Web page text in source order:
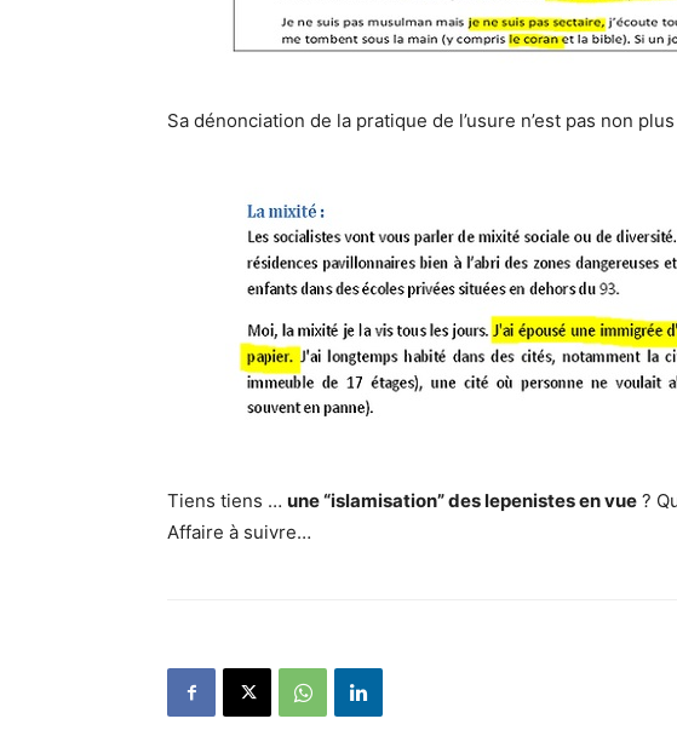
Sa dénonciation de la pratique de l’usure n’est pas non
Tiens tiens … une “islamisation” des lepenistes en vue ?
Affaire à suivre…